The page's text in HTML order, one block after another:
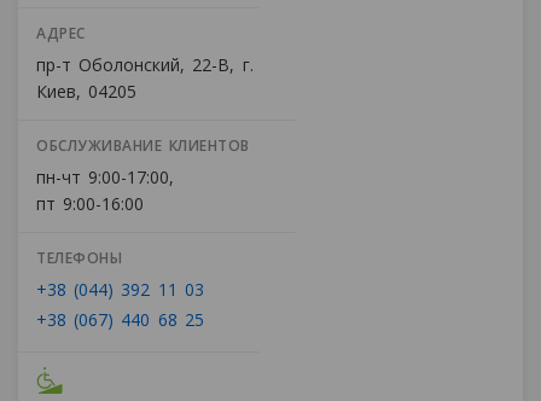
АДРЕС
пр-т Оболонский, 22-В, г.
Киев, 04205
ОБСЛУЖИВАНИЕ КЛИЕНТОВ
пн-чт 9:00-17:00,
пт 9:00-16:00
ТЕЛЕФОНЫ
+38 (044) 392 11 03
+38 (067) 440 68 25